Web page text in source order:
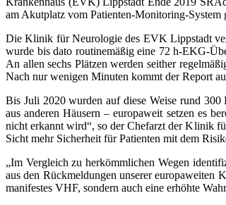
am Akutplatz vom Patienten-Monitoring-System
Die Klinik für Neurologie des EVK Lippstadt
wurde bis dato routinemäßig eine 72 h-EKG-
An allen sechs Plätzen werden seither
Nach nur wenigen Minuten kommt der Report
Bis Juli 2020 wurden auf diese Weise rund 300
aus anderen Häusern – europaweit setzen es
nicht erkannt wird“, so der Chefarzt der Klinik
Sicht mehr Sicherheit für Patienten mit dem
„Im Vergleich zu herkömmlichen Wegen
aus den Rückmeldungen unserer europaweiten
manifestes VHF, sondern auch eine erhöhte